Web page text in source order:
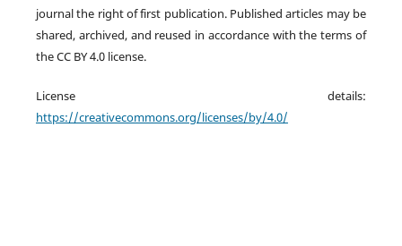
journal the right of first publication. Published articles may be
shared, archived, and reused in accordance with the terms of
the CC BY 4.0 license.
License details:
https://creativecommons.org/licenses/by/4.0/